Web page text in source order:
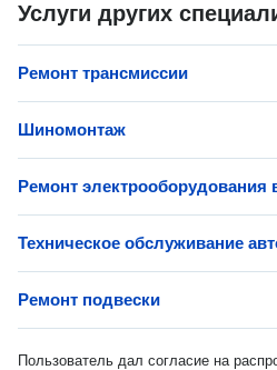
Услуги других
Ремонт трансмиссии
Шиномонтаж
Ремонт электрооборудования
Техническое обслуживание
Ремонт подвески
Пользователь дал согласие на